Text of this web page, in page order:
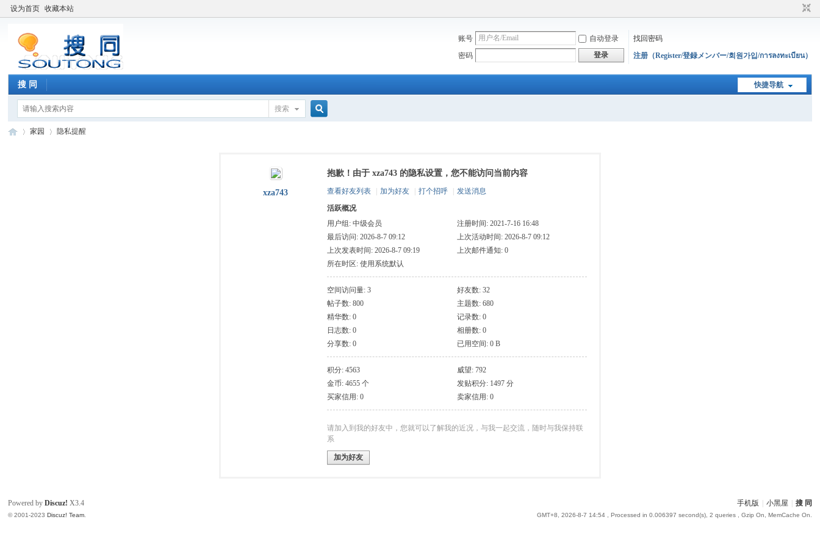
设为首页 收藏本站
账号 自动登录
找回密码
密码
登录 注册（Register/登録メンバー/회원가입/การลงทะเบียน）
快捷导航
搜 同
搜索
家园 隐私提醒
xza743
抱歉！由于 xza743 的隐私设置，您不能访问当前内容
查看好友列表 加为好友 打个招呼
发送消息
活跃概况
用户组: 中级会员
注册时间: 2021-7-16 16:48
最后访问: 2026-8-7 09:12
上次活动时间: 2026-8-7 09:12
上次发表时间: 2026-8-7 09:19
上次邮件通知: 0
所在时区: 使用系统默认
空间访问量: 3
好友数: 32
帖子数: 800
主题数: 680
精华数: 0
记录数: 0
日志数: 0
相册数: 0
分享数: 0
已用空间: 0 B
积分: 4563
威望: 792
金币: 4655 个
发贴积分: 1497 分
买家信用: 0
卖家信用: 0
请加入到我的好友中，您就可以了解我的近况，与我一起交流，随时与我保持联
系
加为好友
手机版 小黑屋 搜 同
GMT+8, 2026-8-7 14:54, Processed in 0.006397 second(s), 2 queries , Gzip On, MemCache On.
Powered byDiscuz! X3.4
© 2001-2023Discuz! Team